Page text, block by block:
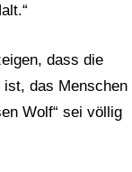
dass die
das Menschen
Wolf“ sei völlig